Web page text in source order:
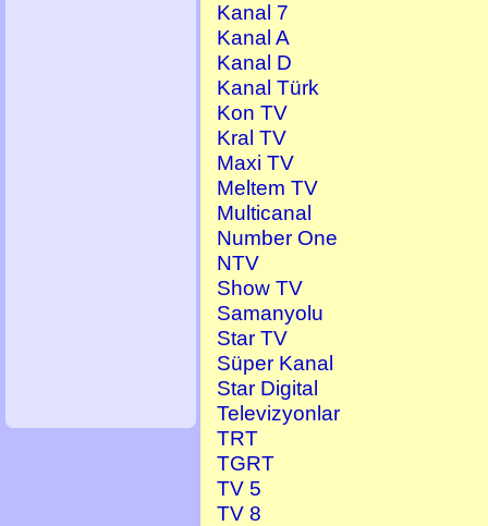
Kanal 7
Kanal A
Kanal D
Kanal Türk
Kon TV
Kral TV
Maxi TV
Meltem TV
Multicanal
Number One
NTV
Show TV
Samanyolu
Star TV
Süper Kanal
Star Digital
Televizyonlar
TRT
TGRT
TV 5
TV 8